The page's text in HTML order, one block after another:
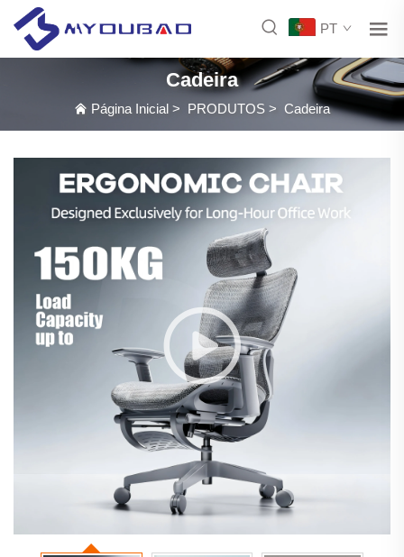
PT
Cadeira
Página Inicial > PRODUTOS > Cadeira